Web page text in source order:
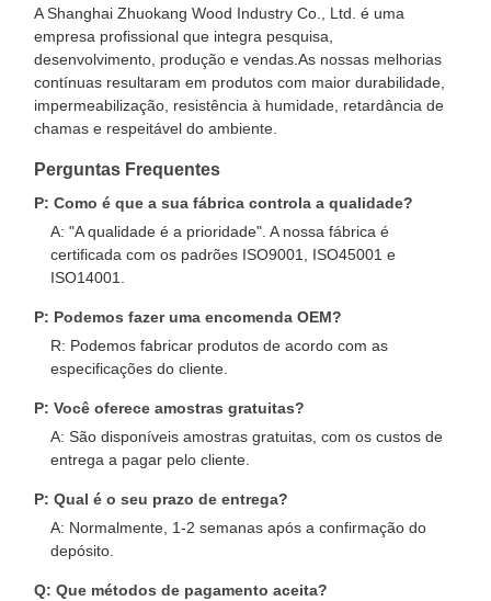
A Shanghai Zhuokang Wood Industry Co., Ltd. é uma
empresa profissional que integra pesquisa,
desenvolvimento, produção e vendas.As nossas melhorias
contínuas resultaram em produtos com maior durabilidade,
impermeabilização, resistência à humidade, retardância de
chamas e respeitável do ambiente.
Perguntas Frequentes
P: Como é que a sua fábrica controla a qualidade?
A: "A qualidade é a prioridade". A nossa fábrica é
certificada com os padrões ISO9001, ISO45001 e
ISO14001.
P: Podemos fazer uma encomenda OEM?
R: Podemos fabricar produtos de acordo com as
especificações do cliente.
P: Você oferece amostras gratuitas?
A: São disponíveis amostras gratuitas, com os custos de
entrega a pagar pelo cliente.
P: Qual é o seu prazo de entrega?
A: Normalmente, 1-2 semanas após a confirmação do
depósito.
Q: Que métodos de pagamento aceita?